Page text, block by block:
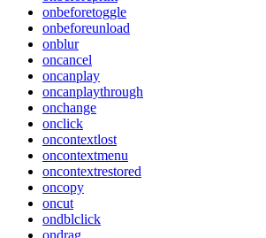
onbeforetoggle
onbeforeunload
onblur
oncancel
oncanplay
oncanplaythrough
onchange
onclick
oncontextlost
oncontextmenu
oncontextrestored
oncopy
oncut
ondblclick
ondrag